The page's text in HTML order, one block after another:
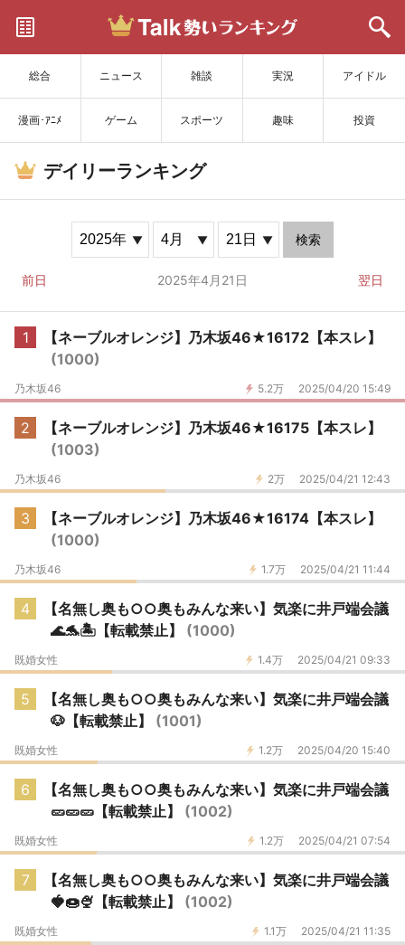
総合 ニュース 雑談 実況 アイドル
漫画･ｱﾆﾒ ゲーム スポーツ 趣味 投資
サイトを更新
デイリーランキング
検索
前日 2025年4月21日 翌日
1
【ネーブルオレンジ】乃木坂46★16172【本スレ】
(1000)
5.2万 2025/04/20 15:49
乃木坂46
2
【ネーブルオレンジ】乃木坂46★16175【本スレ】
(1003)
2万 2025/04/21 12:43
乃木坂46
3
【ネーブルオレンジ】乃木坂46★16174【本スレ】
(1000)
1.7万 2025/04/21 11:44
乃木坂46
4
【名無し奥も○○奥もみんな来い】気楽に井戸端会議
🌊🐬🏝【転載禁止】 (1000)
1.4万 2025/04/21 09:33
既婚女性
5
【名無し奥も○○奥もみんな来い】気楽に井戸端会議
🐶【転載禁止】 (1001)
1.2万 2025/04/20 15:40
既婚女性
6
【名無し奥も○○奥もみんな来い】気楽に井戸端会議
🥒🥒🥒【転載禁止】 (1002)
1.2万 2025/04/21 07:54
既婚女性
7
【名無し奥も○○奥もみんな来い】気楽に井戸端会議
🍓🍩🍨【転載禁止】 (1002)
1.1万 2025/04/21 11:35
既婚女性